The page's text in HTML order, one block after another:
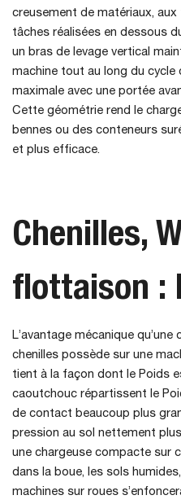
creusement de matériaux,
tâches réalisées en dessous
un bras de levage vertical
machine tout au long du cycle
maximale avec une portée
Cette géométrie rend le
bennes ou des conteneurs
et plus efficace.
Chenilles,
flottaison :
L’avantage mécanique
chenilles possède sur une
tient à la façon dont le Poids
caoutchouc répartissent le
de contact beaucoup plus
pression au sol nettement
une chargeuse compacte sur
dans la boue, les sols
machines sur roues